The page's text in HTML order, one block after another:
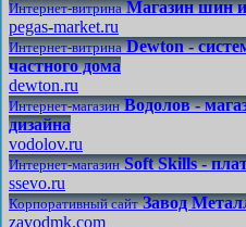
Интернет-витрина Магазин шин
pegas-market.ru
Интернет-витрина Dewton -
частного дома
dewton.ru
Интернет-магазин Водолов -
дизайна
vodolov.ru
Интернет-магазин Soft Skills -
ssevo.ru
Корпоративный сайт Завод
zavodmk.com